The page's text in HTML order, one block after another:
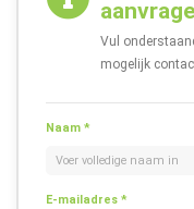
Vul
mogelijk
Naam *
E-mailadres *